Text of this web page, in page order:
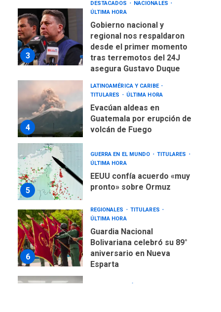
3
DESTACADOS
NACIONALES
ÚLTIMA HORA
Gobierno nacional y
regional nos respaldaron
desde el primer momento
tras terremotos del 24J
asegura Gustavo Duque
4
LATINOAMÉRICA Y CARIBE
TITULARES
ÚLTIMA HORA
Evacúan aldeas en
Guatemala por erupción de
volcán de Fuego
5
GUERRA EN EL MUNDO
TITULARES
ÚLTIMA HORA
EEUU confía acuerdo «muy
pronto» sobre Ormuz
6
REGIONALES
TITULARES
ÚLTIMA HORA
Guardia Nacional
Bolivariana celebró su 89°
aniversario en Nueva
Esparta